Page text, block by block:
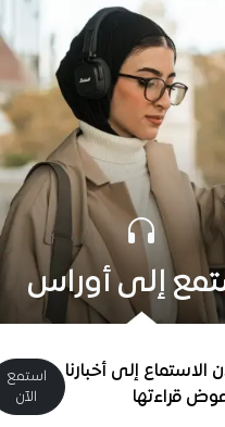
إلى أوراس
الاستماع إلى أخبارنا
عوض قراءتها
استمع
الآن